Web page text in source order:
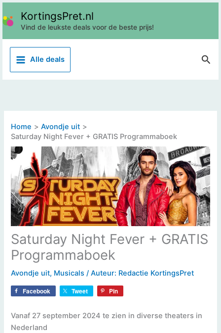
Ga
naar
inhoud
KortingsPret.nl
Vind de leukste deals voor de beste prijs!
Alle deals
Z
e
Home
Avondje uit
Saturday Night Fever + GRATIS Programmaboek
Saturday Night Fever + GRATIS
Programmaboek
Avondje uit, Musicals / Auteur: Redactie KortingsPret
Facebook Tweet Pin
Vanaf 27 september 2024 te zien in diverse theaters in
Nederland